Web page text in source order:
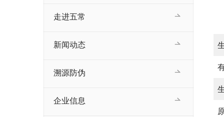
走进五常
新闻动态
溯源防伪
企业信息